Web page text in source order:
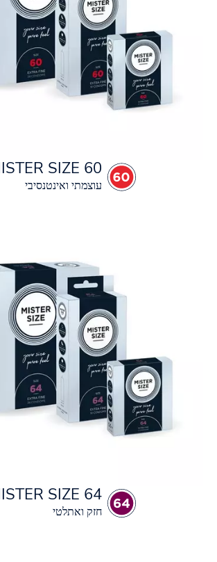
SIZE 60
עוצמתי ואינטנסיבי
SIZE 64
חזק ואתלטי